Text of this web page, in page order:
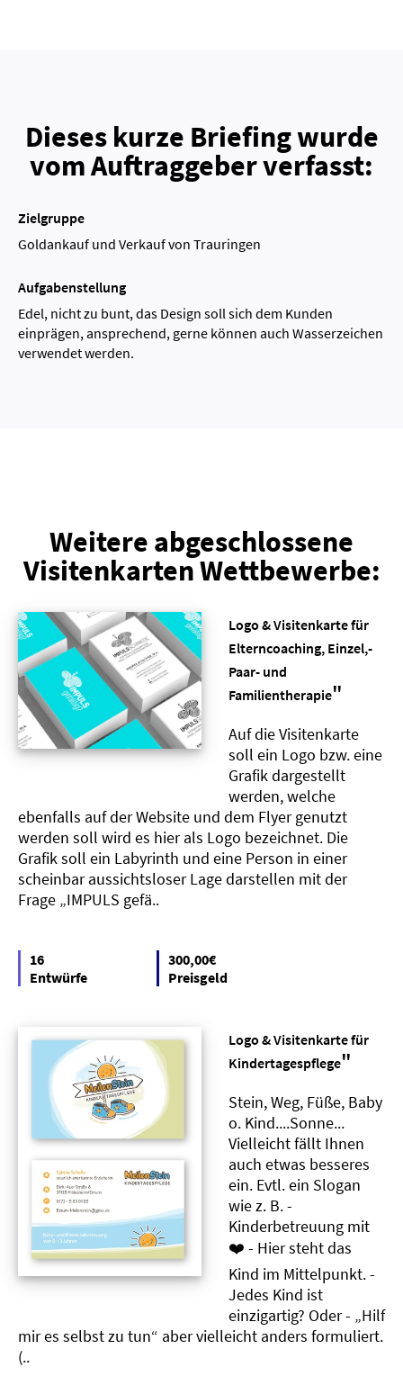
Dieses kurze Briefing wurde
vom Auftraggeber verfasst:
Zielgruppe
Goldankauf und Verkauf von Trauringen
Aufgabenstellung
Edel, nicht zu bunt, das Design soll sich dem Kunden
einprägen, ansprechend, gerne können auch Wasserzeichen
verwendet werden.
Weitere abgeschlossene
Visitenkarten Wettbewerbe:
Logo & Visitenkarte für
Elterncoaching, Einzel,-
Paar- und
Familientherapie"
Auf die Visitenkarte
soll ein Logo bzw. eine
Grafik dargestellt
werden, welche
ebenfalls auf der Website und dem Flyer genutzt
werden soll wird es hier als Logo bezeichnet. Die
Grafik soll ein Labyrinth und eine Person in einer
scheinbar aussichtsloser Lage darstellen mit der
Frage „IMPULS gefä..
16
Entwürfe
300,00€
Preisgeld
Logo & Visitenkarte für
Kindertagespflege"
Stein, Weg, Füße, Baby
o. Kind....Sonne...
Vielleicht fällt Ihnen
auch etwas besseres
ein. Evtl. ein Slogan
wie z. B. -
Kinderbetreuung mit
❤️ - Hier steht das
Kind im Mittelpunkt. -
Jedes Kind ist
einzigartig? Oder - „Hilf
mir es selbst zu tun“ aber vielleicht anders formuliert.
(..